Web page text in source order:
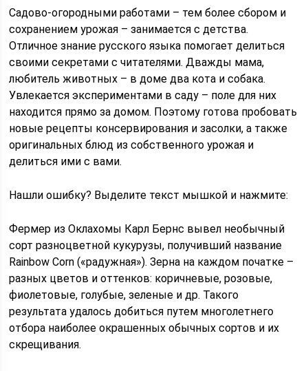
Садово-огородными работами – тем более сбором и
сохранением урожая – занимается с детства.
Отличное знание русского языка помогает делиться
своими секретами с читателями. Дважды мама,
любитель животных – в доме два кота и собака.
Увлекается экспериментами в саду – поле для них
находится прямо за домом. Поэтому готова пробовать
новые рецепты консервирования и засолки, а также
оригинальных блюд из собственного урожая и
делиться ими с вами.
Нашли ошибку? Выделите текст мышкой и нажмите:
Фермер из Оклахомы Карл Бернс вывел необычный
сорт разноцветной кукурузы, получивший название
Rainbow Corn («радужная»). Зерна на каждом початке –
разных цветов и оттенков: коричневые, розовые,
фиолетовые, голубые, зеленые и др. Такого
результата удалось добиться путем многолетнего
отбора наиболее окрашенных обычных сортов и их
скрещивания.